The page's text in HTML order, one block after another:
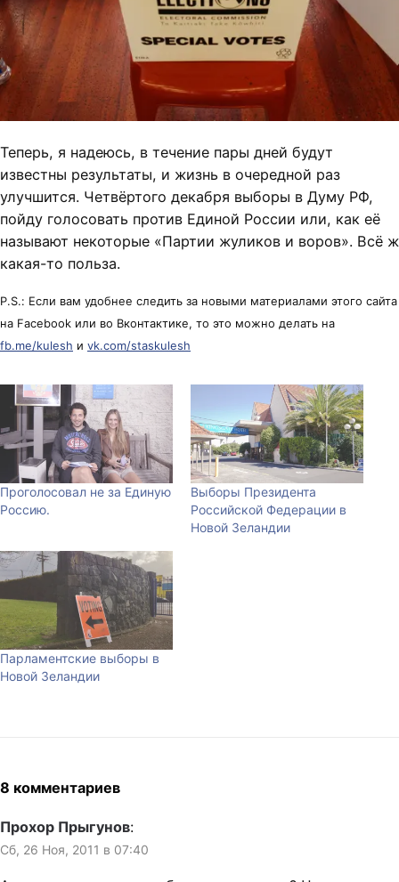
Теперь, я надеюсь, в течение пары дней будут
известны результаты, и жизнь в очередной раз
улучшится. Четвёртого декабря выборы в Думу РФ,
пойду голосовать против Единой России или, как её
называют некоторые «Партии жуликов и воров». Всё ж
какая-то польза.
P.S.: Если вам удобнее следить за новыми материалами этого сайта
на Facebook или во Вконтактике, то это можно делать на
fb.me/kulesh и vk.com/staskulesh
Проголосовал не за Единую
Россию.
Выборы Президента
Российской Федерации в
Новой Зеландии
Парламентские выборы в
Новой Зеландии
8 комментариев
Прохор Прыгунов:
Сб, 26 Ноя, 2011 в 07:40